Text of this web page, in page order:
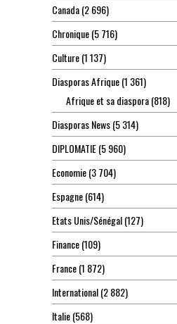
Canada(2 696)
Chronique(5 716)
Culture(1 137)
Diasporas Afrique(1 361)
Afrique et sa diaspora(818)
Diasporas News(5 314)
DIPLOMATIE(5 960)
Economie(3 704)
Espagne(614)
Etats Unis/Sénégal(127)
Finance(109)
France(1 872)
International(2 882)
Italie(568)